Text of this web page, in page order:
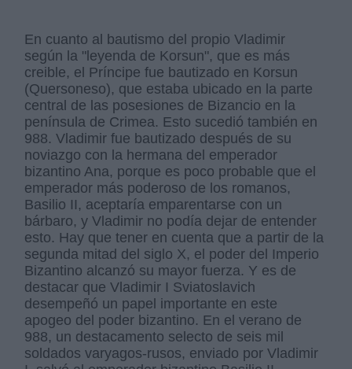
En cuanto al bautismo del propio Vladimir
según la "leyenda de Korsun", que es más
creible, el Príncipe fue bautizado en Korsun
(Quersoneso), que estaba ubicado en la parte
central de las posesiones de Bizancio en la
península de Crimea. Esto sucedió también en
988. Vladimir fue bautizado después de su
noviazgo con la hermana del emperador
bizantino Ana, porque es poco probable que el
emperador más poderoso de los romanos,
Basilio II, aceptaría emparentarse con un
bárbaro, y Vladimir no podía dejar de entender
esto. Hay que tener en cuenta que a partir de la
segunda mitad del siglo X, el poder del Imperio
Bizantino alcanzó su mayor fuerza. Y es de
destacar que Vladimir I Sviatoslavich
desempeñó un papel importante en este
apogeo del poder bizantino. En el verano de
988, un destacamento selecto de seis mil
soldados varyagos-rusos, enviado por Vladimir